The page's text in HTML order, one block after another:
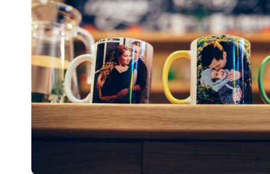
20х20
20х30
30х30
30х40
А4
Фото
в
рамке
10х10
10×15
13×18
15×15
15×20